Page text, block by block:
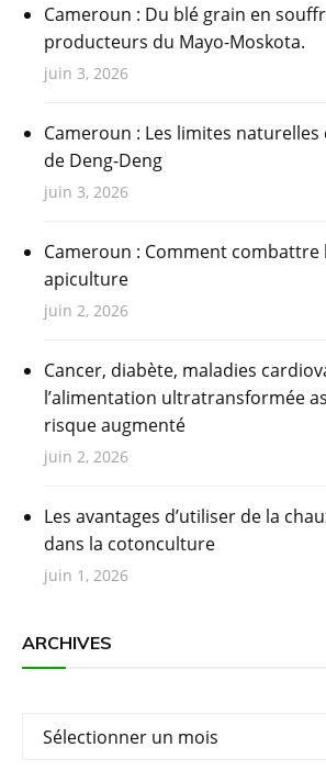
Cameroun : Du blé grain en
producteurs du Mayo-Moskota.
juin 3, 2026
Cameroun : Les limites
de Deng-Deng
juin 3, 2026
Cameroun : Comment combattre
apiculture
juin 2, 2026
Cancer, diabète, maladies
l’alimentation ultratransformée
risque augmenté
juin 2, 2026
Les avantages d’utiliser de la
dans la cotonculture
juin 1, 2026
ARCHIVES
Archives
Sélectionner un mois